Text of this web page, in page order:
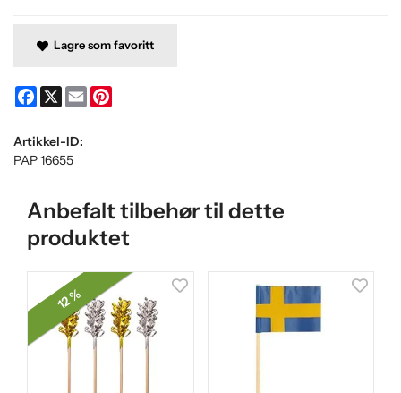
Lagre som favoritt
Facebook
X Email
Artikkel-ID:
PAP 16655
Anbefalt tilbehør til dette
produktet
12 %